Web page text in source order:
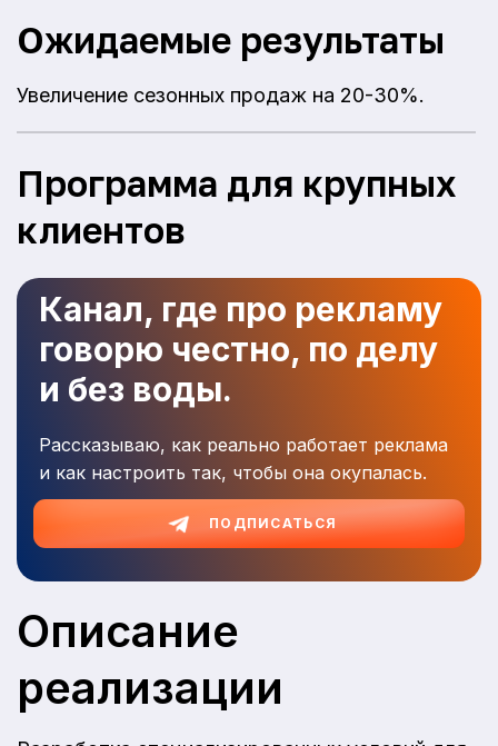
Ожидаемые результаты
Увеличение сезонных продаж на 20-30%.
Программа для крупных
клиентов
Канал, где про рекламу
говорю честно, по делу
и без воды.
Рассказываю, как реально работает реклама
и как настроить так, чтобы она окупалась.
ПОДПИСАТЬСЯ
Описание
реализации